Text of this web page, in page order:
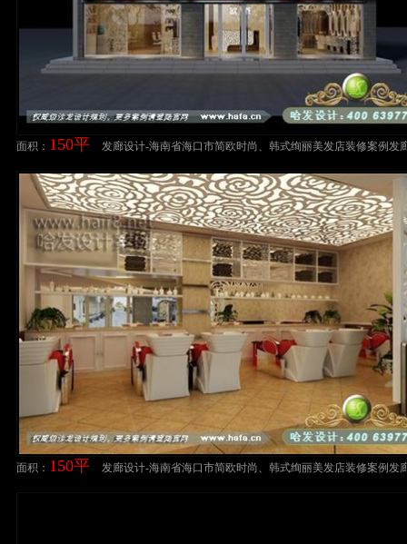
面积： 150平
发廊设计-海南省海口市简欧时尚、韩式绚丽美发店装修案例发
面积： 150平
发廊设计-海南省海口市简欧时尚、韩式绚丽美发店装修案例发